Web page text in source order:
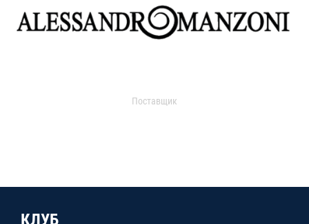
Поставщик
КЛУБ